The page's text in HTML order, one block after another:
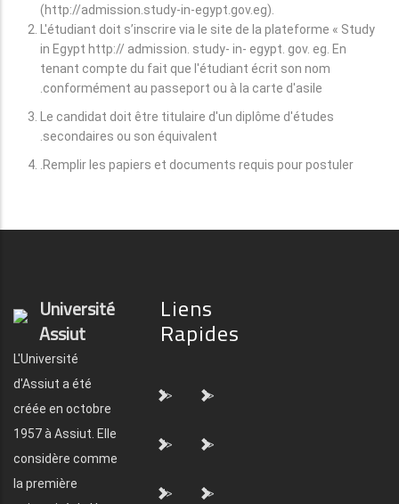
(http://admission.study-in-egypt.gov.eg).
L'étudiant doit s’inscrire via le site de la plateforme « Study
in Egypt http:// admission. study- in- egypt. gov. eg. En
tenant compte du fait que l'étudiant écrit son nom
conformément au passeport ou à la carte d'asile.
Le candidat doit être titulaire d'un diplôme d'études
secondaires ou son équivalent.
Remplir les papiers et documents requis pour postuler.
Université
Assiut
L'Université
d'Assiut a été
créée en octobre
1957 à Assiut. Elle
considère comme
la première
Liens
Rapides
"> ">
"> ">
"> ">